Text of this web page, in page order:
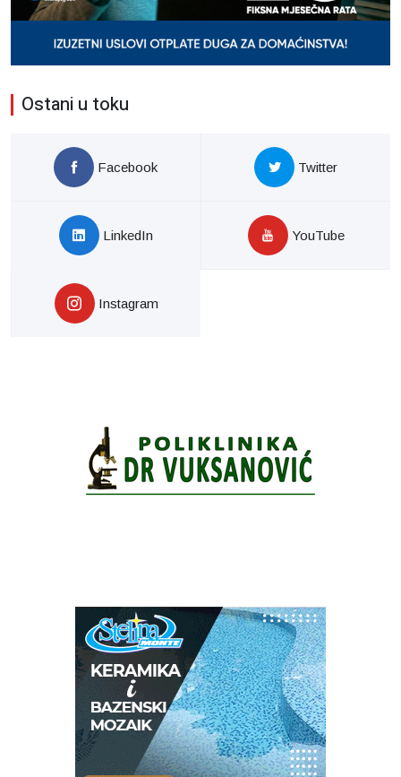
Ostani u toku
Facebook Twitter
LinkedIn YouTube
Instagram